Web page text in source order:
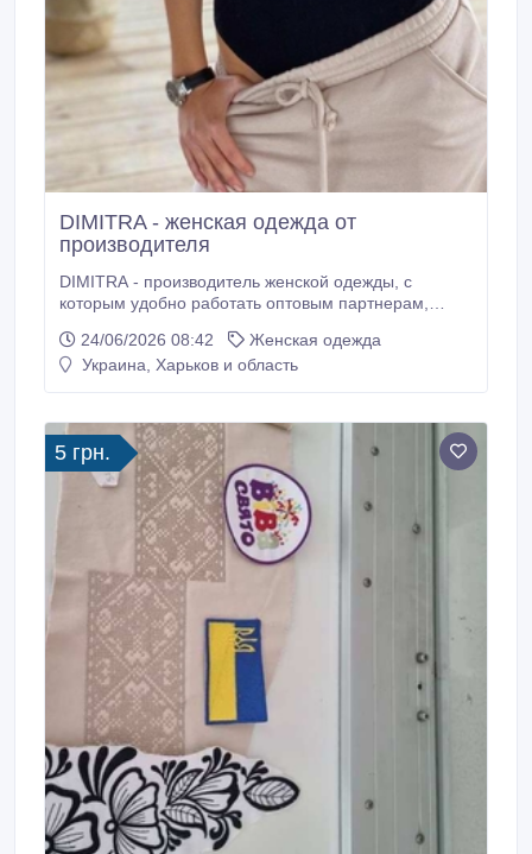
DIMITRA - женская одежда от
производителя
DIMITRA - производитель женской одежды, с
которым удобно работать оптовым партнерам,
коллекции, контролируем пошив и внимательно
относимся к качеству готовых изделий. Наша задача
помогает уверенно продавать в сезон.
24/06/2026 08:42
Женская одежда
Украина, Харьков и область
5 грн.